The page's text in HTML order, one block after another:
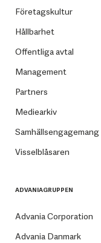
Företagskultur
Hållbarhet
Offentliga avtal
Management
Partners
Mediearkiv
Samhällsengagemang
Visselblåsaren
ADVANIAGRUPPEN
Advania Corporation
Advania Danmark